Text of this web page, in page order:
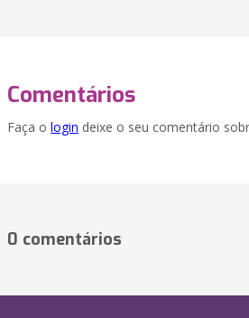
Comentários
Faça o login deixe o seu comentário
0 comentários